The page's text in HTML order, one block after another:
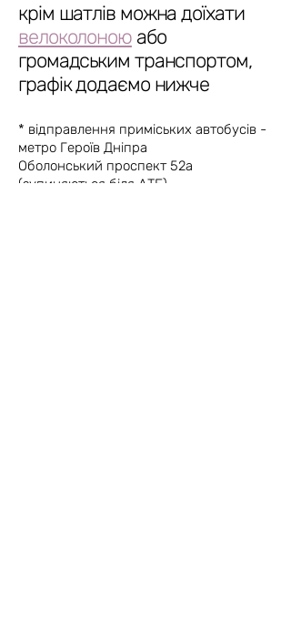
крім шатлів можна доїхати
велоколоноюабо
громадським транспортом,
графік додаємо нижче
* відправлення приміських автобусів -
метро Героїв Дніпра
Оболонський проспект 52а
(зупиняються біля АТБ)